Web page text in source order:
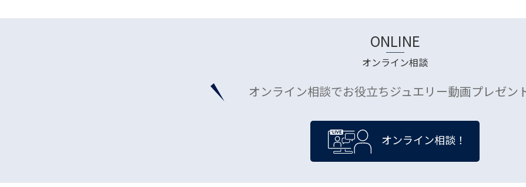
ONLINE
オンライン相談
オンライン相談でお役立ちジュエリー動画プレゼン
オンライン相談！